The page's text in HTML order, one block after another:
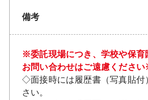
備考
※委託現場につき、学校や保育
お問い合わせはご遠慮くださ
◇面接時には履歴書（写真貼付
さい。